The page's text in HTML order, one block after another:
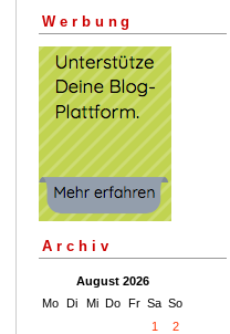
Werbung
Archiv
August 2026
Mo Di Mi Do Fr Sa So
1
2